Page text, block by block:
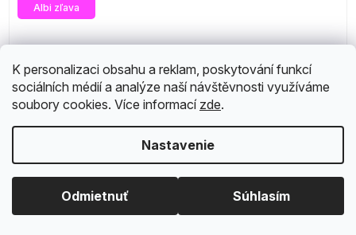
K personalizaci obsahu a reklam, poskytování funkcí
sociálních médií a analýze naší návštěvnosti využíváme
soubory cookies. Více informací zde.
Nastavenie
Odmietnuť Súhlasím
Albi zľava